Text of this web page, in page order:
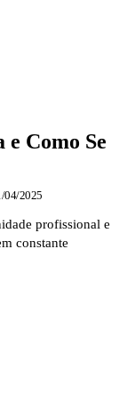
Como Se
04/2025
profissional e
constante